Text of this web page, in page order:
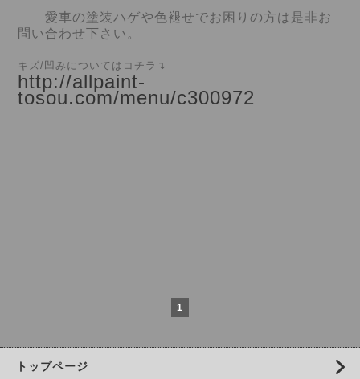
愛車の塗装ハゲや色褪せでお困りの方は是非お
問い合わせ下さい。
キズ/凹みについてはコチラ↴
http://allpaint-
tosou.com/menu/c300972
1
トップページ